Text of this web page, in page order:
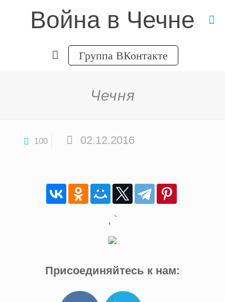
Война в Чечне
Группа ВКонтакте
Чечня
100 02.12.2016
, `
Присоединяйтесь к нам: